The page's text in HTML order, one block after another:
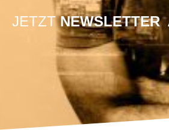
JETZTNEWSLETTER